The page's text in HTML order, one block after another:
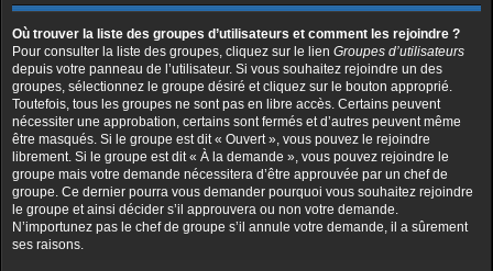
Où trouver la liste des groupes d’utilisateurs et comment les rejoindre ?
Pour consulter la liste des groupes, cliquez sur le lien Groupes d’utilisateurs
depuis votre panneau de l’utilisateur. Si vous souhaitez rejoindre un des
groupes, sélectionnez le groupe désiré et cliquez sur le bouton approprié.
Toutefois, tous les groupes ne sont pas en libre accès. Certains peuvent
nécessiter une approbation, certains sont fermés et d’autres peuvent même
être masqués. Si le groupe est dit « Ouvert », vous pouvez le rejoindre
librement. Si le groupe est dit « À la demande », vous pouvez rejoindre le
groupe mais votre demande nécessitera d’être approuvée par un chef de
groupe. Ce dernier pourra vous demander pourquoi vous souhaitez rejoindre
le groupe et ainsi décider s’il approuvera ou non votre demande.
N’importunez pas le chef de groupe s’il annule votre demande, il a sûrement
ses raisons.